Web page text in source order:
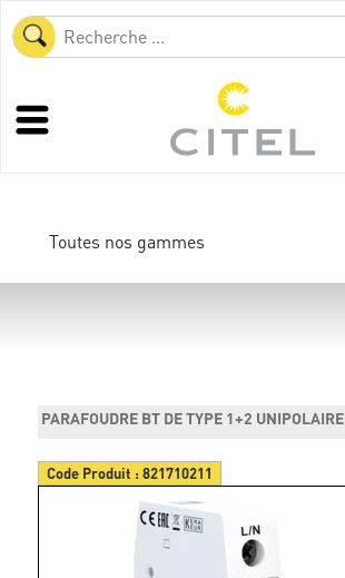
Toutes nos gammes
PARAFOUDRE BT DE TYPE 1+2 UNIPOLAIRE
Code Produit :821710211